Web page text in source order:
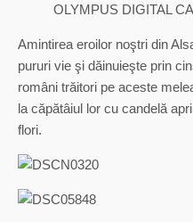
OLYMPUS DIGITAL
Amintirea eroilor noştri din
pururi vie şi dăinuieşte prin
români trăitori pe aceste
la căpătâiul lor cu candelă
flori.